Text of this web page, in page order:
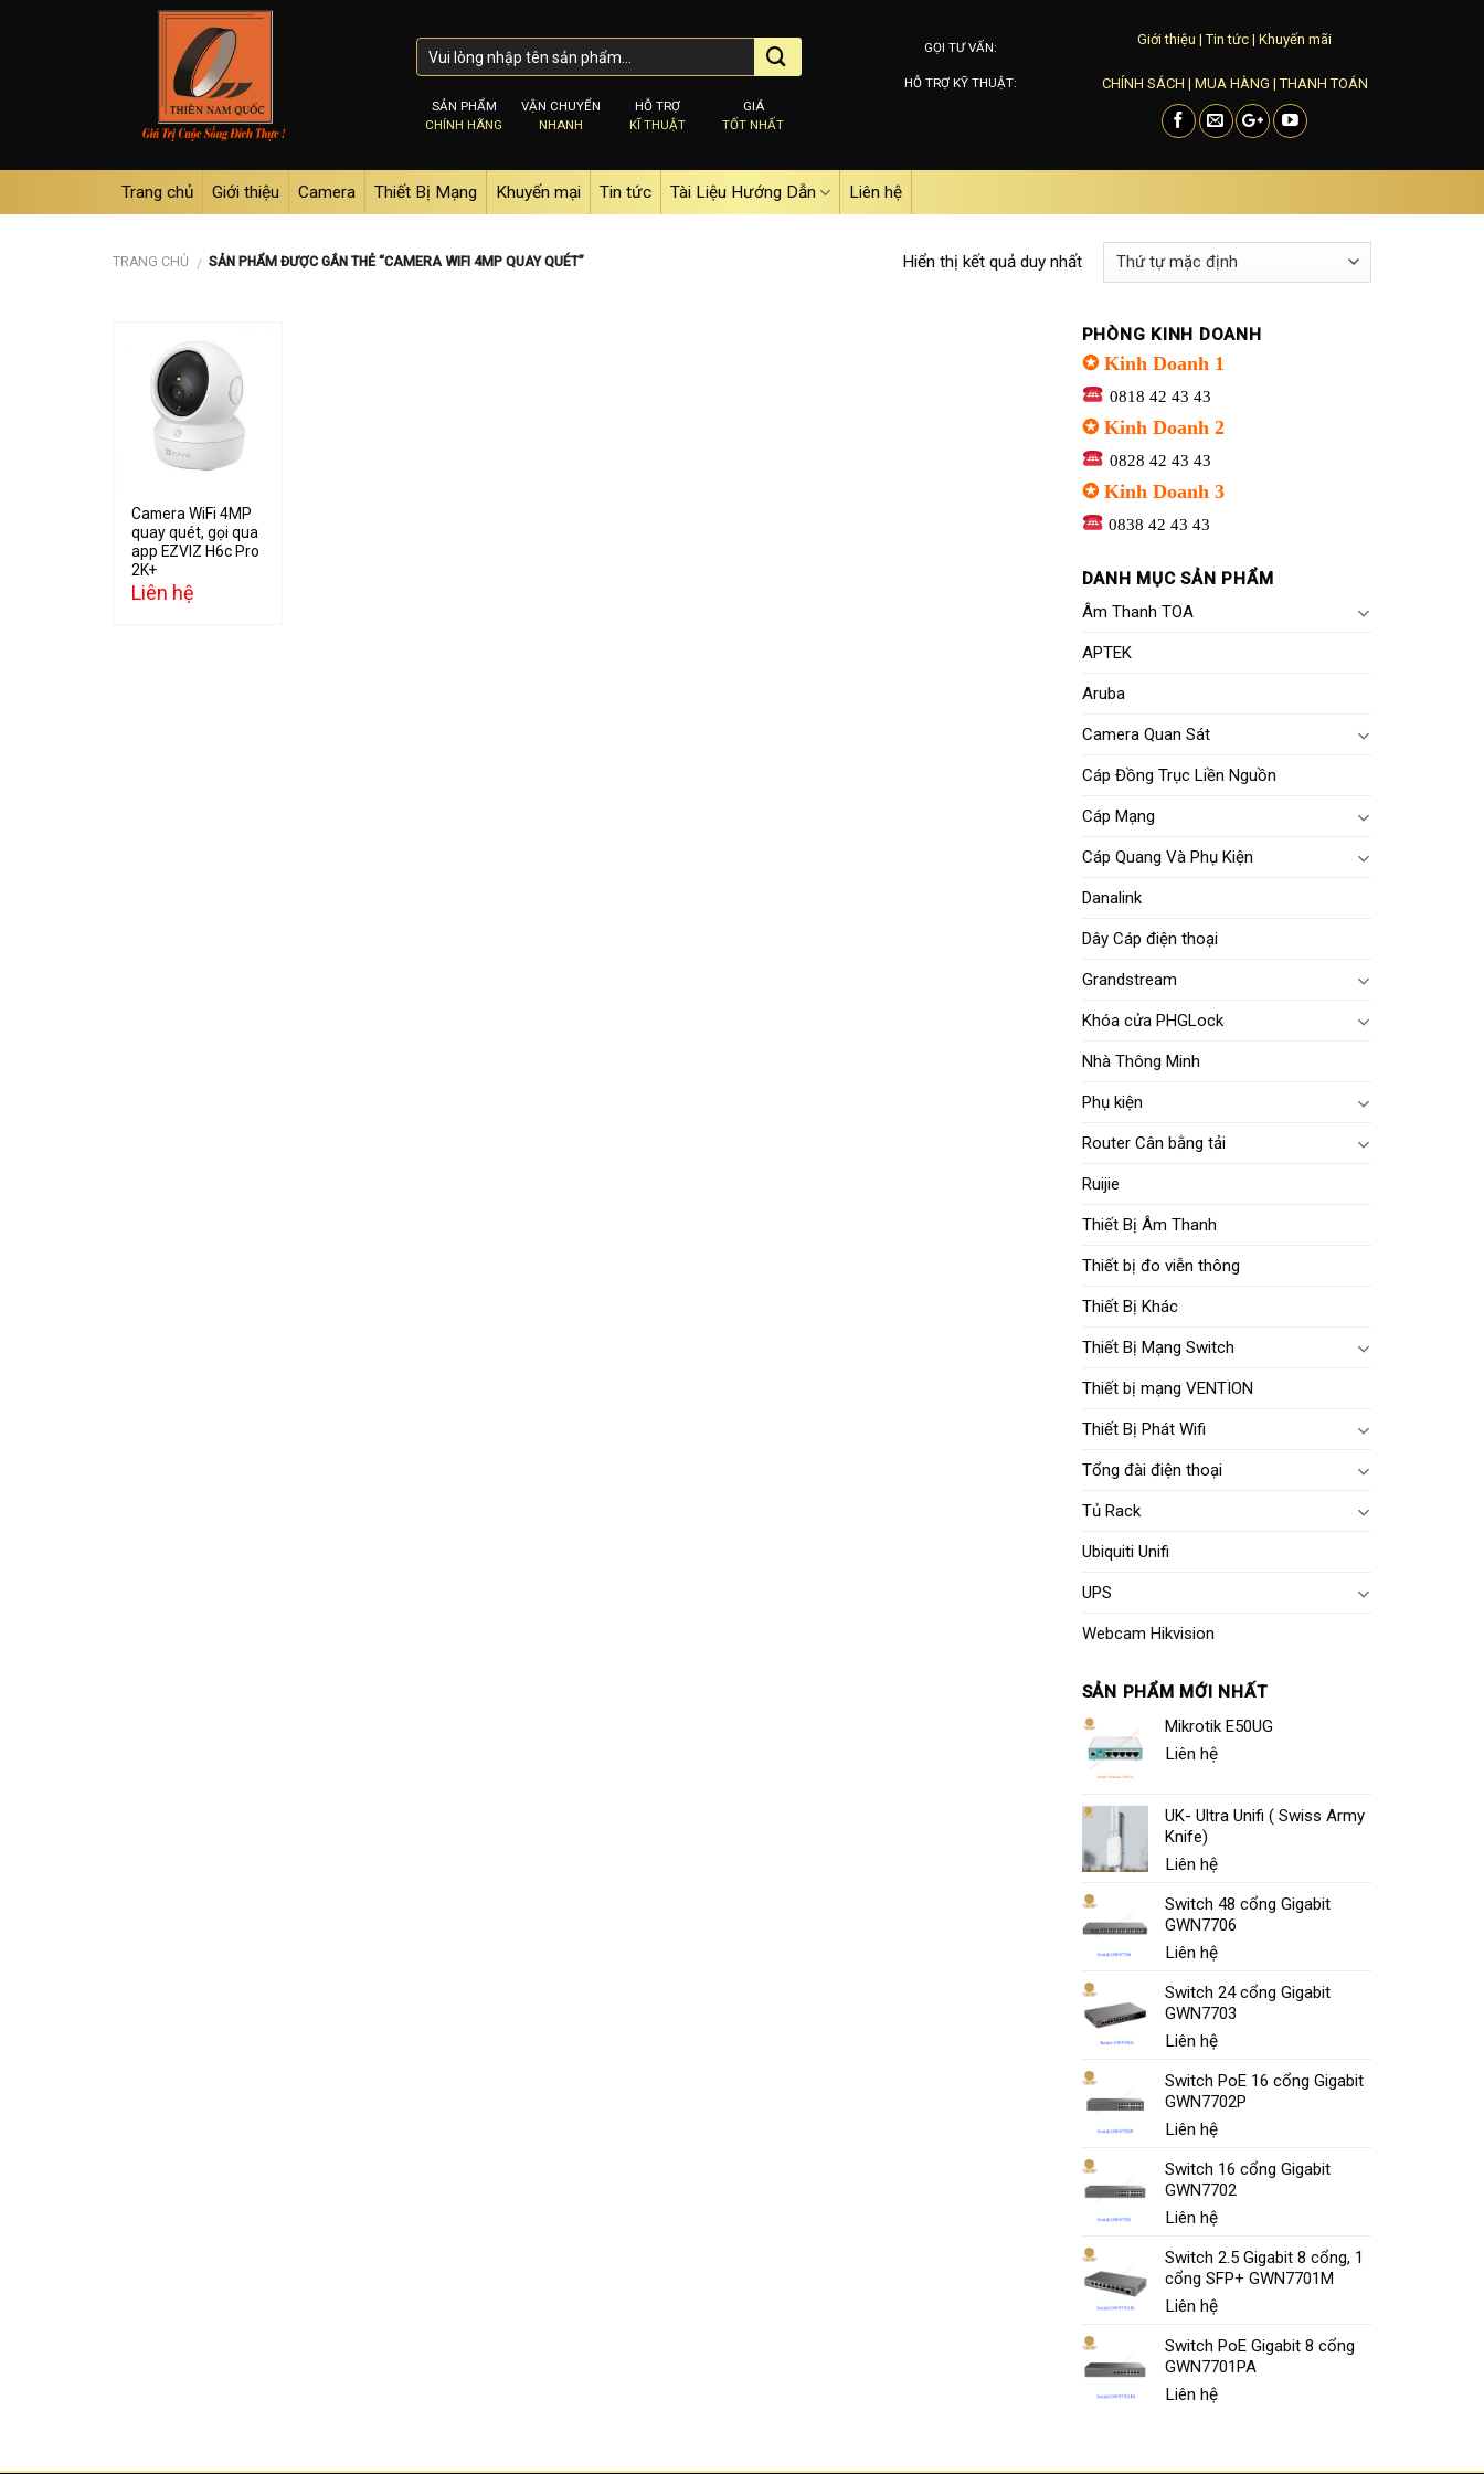
SẢN PHẨM
CHÍNH HÃNG
VẬN CHUYỂN
NHANH
HỖ TRỢ
KĨ THUẬT
GIÁ
TỐT NHẤT
GỌI TƯ VẤN:
HỖ TRỢ KỸ THUẬT:
Giới thiệu |Tin tức | Khuyến mãi
CHÍNH SÁCH | MUA HÀNG |THANH TOÁN
Trang chủ Giới thiệu Camera Thiết Bị Mạng Khuyến mại Tin tức Tài Liệu Hướng Dẫn Liên hệ
TRANG CHỦ / SẢN PHẨM ĐƯỢC GẮN THẺ “CAMERA WIFI 4MP QUAY QUÉT” Hiển thị kết quả duy nhất
Add to
wishlist
Camera WiFi 4MP
quay quét, gọi qua
app EZVIZ H6c Pro
2K+
Liên hệ
PHÒNG KINH DOANH
✪ Kinh Doanh 1
0818 42 43 43
✪ Kinh Doanh 2
0828 42 43 43
✪ Kinh Doanh 3
0838 42 43 43
DANH MỤC SẢN PHẨM
Âm Thanh TOA
APTEK
Aruba
Camera Quan Sát
Cáp Đồng Trục Liền Nguồn
Cáp Mạng
Cáp Quang Và Phụ Kiện
Danalink
Dây Cáp điện thoại
Grandstream
Khóa cửa PHGLock
Nhà Thông Minh
Phụ kiện
Router Cân bằng tải
Ruijie
Thiết Bị Âm Thanh
Thiết bị đo viễn thông
Thiết Bị Khác
Thiết Bị Mạng Switch
Thiết bị mạng VENTION
Thiết Bị Phát Wifi
Tổng đài điện thoại
Tủ Rack
Ubiquiti Unifi
UPS
Webcam Hikvision
SẢN PHẨM MỚI NHẤT
Mikrotik E50UG
Liên hệ
UK- Ultra Unifi ( Swiss Army
Knife)
Liên hệ
Switch 48 cổng Gigabit
GWN7706
Liên hệ
Switch 24 cổng Gigabit
GWN7703
Liên hệ
Switch PoE 16 cổng Gigabit
GWN7702P
Liên hệ
Switch 16 cổng Gigabit
GWN7702
Liên hệ
Switch 2.5 Gigabit 8 cổng, 1
cổng SFP+ GWN7701M
Liên hệ
Switch PoE Gigabit 8 cổng
GWN7701PA
Liên hệ